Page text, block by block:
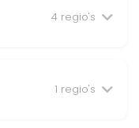
4 regio's
1 regio's